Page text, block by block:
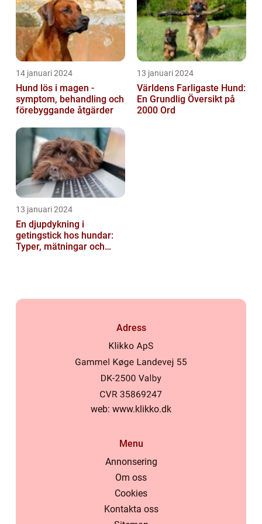
14 januari 2024
Hund lös i magen -
symptom, behandling och
förebyggande åtgärder
13 januari 2024
Världens Farligaste Hund:
En Grundlig Översikt på
2000 Ord
13 januari 2024
En djupdykning i
getingstick hos hundar:
Typer, mätningar och
Adress
web: www.klikko.dk
Menu
Annonsering
Om oss
Cookies
Kontakta oss